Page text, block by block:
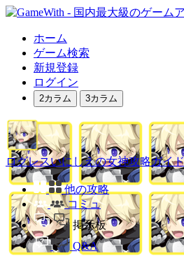
ホーム
ゲーム検索
新規登録
ログイン
2カラム 3カラム
ログレスいにしえの女神攻略ガイド
他の攻略
コミュ
掲示板
Q&A